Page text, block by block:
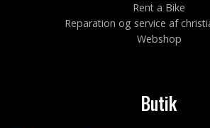
Rent a Bike
Reparation og service af
Webshop
Butik